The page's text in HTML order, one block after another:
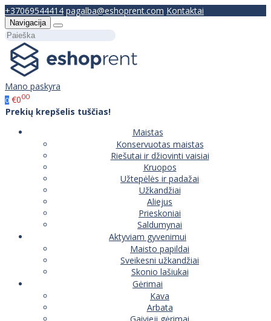
+37069544414 pagalba@eshoprent.com Kontaktai
Navigacija
Mano paskyra
0 €000
Prekių krepšelis tuščias!
Maistas
Konservuotas maistas
Riešutai ir džiovinti vaisiai
Kruopos
Užtepėlės ir padažai
Užkandžiai
Aliejus
Prieskoniai
Saldumynai
Aktyviam gyvenimui
Maisto papildai
Sveikesni užkandžiai
Skonio lašiukai
Gėrimai
Kava
Arbata
Gaivieji gėrimai